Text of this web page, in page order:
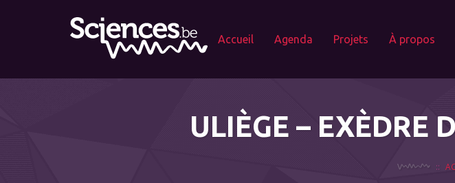
Accueil Agenda Projets À propos
ULIÈGE – EXÈDRE